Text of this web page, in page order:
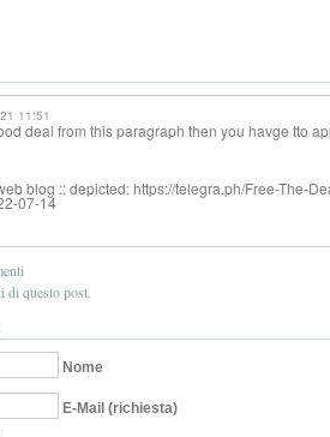
11:51
deal from this paragraph then you havge tto
blog :: depicted: https://telegra.ph/Free-The-
07-14
di questo post.
Nome
E-Mail (richiesta)